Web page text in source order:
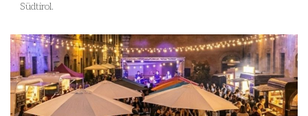
Südtirol.